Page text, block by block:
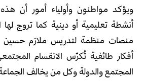
ويؤكد مواطنون وأولياء أمور أن
أنشطة تعليمية أو دينية كما تروج
منصات منظمة لتدريس ملازم حسين
أفكار طائفية تُكرّس الانقسام
المجتمع والدولة وكل من يخالف